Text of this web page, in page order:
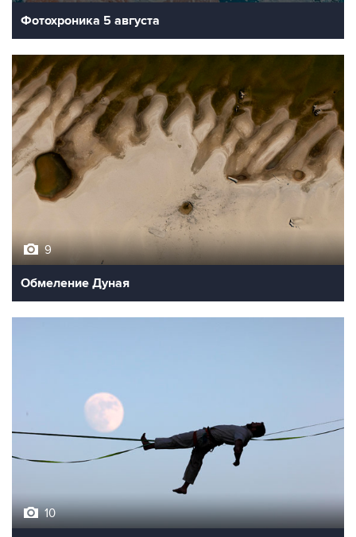
Фотохроника 5 августа
9
Обмеление Дуная
10